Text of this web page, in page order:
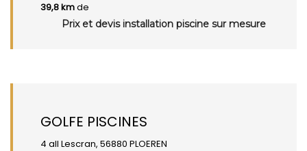
39,8 kmde
Prix et devis installation piscine sur mesure
GOLFE PISCINES
4 all Lescran, 56880 PLOEREN